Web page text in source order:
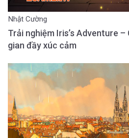
Nhật Cường
Trải nghiệm Iris’s Adventure
gian đầy xúc cảm